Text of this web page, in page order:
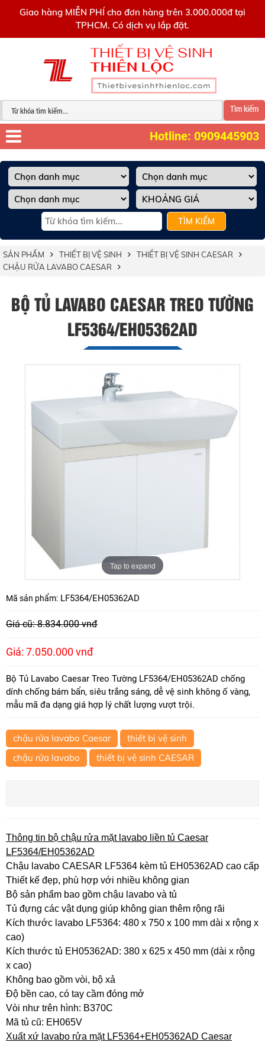
Giao hàng MIỄN PHÍ cho đơn hàng trên 3.000.000đ tại
TPHCM. Có dịch vụ lắp đặt.
Tìm kiếm
Hotline: 0909445903
TÌM KIẾM
SẢN PHẨM THIẾT BỊ VỆ SINH
THIẾT BỊ VỆ SINH CAESAR
CHẬU RỬA LAVABO CAESAR
BỘ TỦ LAVABO CAESAR TREO TƯỜNG
LF5364/EH05362AD
Tap to expand
Mã sản phẩm: LF5364/EH05362AD
Giá cũ: 8.834.000 vnđ
Giá: 7.050.000 vnđ
Bộ Tủ Lavabo Caesar Treo Tường LF5364/EH05362AD chống
dính chống bám bẩn, siêu trắng sáng, dễ vệ sinh không ố vàng,
mẫu mã đa dạng giá hợp lý chất lượng vượt trội.
chậu rửa lavabo Caesar
thiết bị vệ sinh
chậu rửa lavabo
thiết bị vệ sinh CAESAR
Thông tin bộ chậu rửa mặt lavabo liền tủ Caesar
LF5364/EH05362AD
Chậu lavabo CAESAR LF5364 kèm tủ EH05362AD cao cấp
Thiết kế đẹp, phù hợp với nhiều không gian
Bộ sản phẩm bao gồm chậu lavabo và tủ
Tủ đựng các vật dụng giúp không gian thêm rộng rãi
Kích thước lavabo LF5364: 480 x 750 x 100 mm dài x rộng x
cao)
Kích thước tủ EH05362AD: 380 x 625 x 450 mm (dài x rộng
x cao)
Không bao gồm vòi, bộ xả
Độ bền cao, có tay cầm đóng mở
Vòi như trên hình: B370C
Mã tủ cũ: EH065V
Xuất xứ lavabo rửa mặt LF5364+EH05362AD Caesar
0909445903